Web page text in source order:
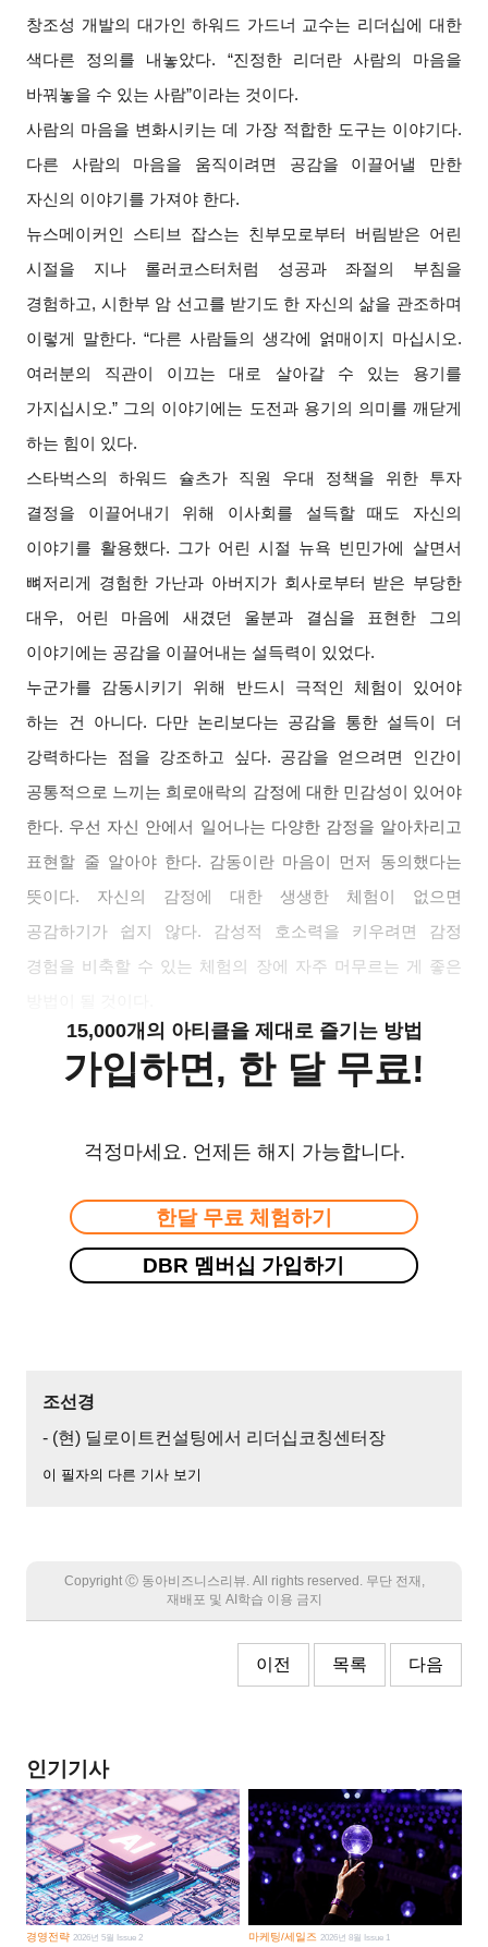
창조성 개발의 대가인 하워드 가드너 교수는 리더십에 대한
색다른 정의를 내놓았다. “진정한 리더란 사람의 마음을
바꿔놓을 수 있는 사람”이라는 것이다.
사람의 마음을 변화시키는 데 가장 적합한 도구는 이야기다.
다른 사람의 마음을 움직이려면 공감을 이끌어낼 만한
자신의 이야기를 가져야 한다.
뉴스메이커인 스티브 잡스는 친부모로부터 버림받은 어린
시절을 지나 롤러코스터처럼 성공과 좌절의 부침을
경험하고, 시한부 암 선고를 받기도 한 자신의 삶을 관조하며
이렇게 말한다. “다른 사람들의 생각에 얽매이지 마십시오.
여러분의 직관이 이끄는 대로 살아갈 수 있는 용기를
가지십시오.” 그의 이야기에는 도전과 용기의 의미를 깨닫게
하는 힘이 있다.
스타벅스의 하워드 슐츠가 직원 우대 정책을 위한 투자
결정을 이끌어내기 위해 이사회를 설득할 때도 자신의
이야기를 활용했다. 그가 어린 시절 뉴욕 빈민가에 살면서
뼈저리게 경험한 가난과 아버지가 회사로부터 받은 부당한
대우, 어린 마음에 새겼던 울분과 결심을 표현한 그의
이야기에는 공감을 이끌어내는 설득력이 있었다.
누군가를 감동시키기 위해 반드시 극적인 체험이 있어야
하는 건 아니다. 다만 논리보다는 공감을 통한 설득이 더
강력하다는 점을 강조하고 싶다. 공감을 얻으려면 인간이
공통적으로 느끼는 희로애락의 감정에 대한 민감성이 있어야
한다. 우선 자신 안에서 일어나는 다양한 감정을 알아차리고
표현할 줄 알아야 한다. 감동이란 마음이 먼저 동의했다는
뜻이다. 자신의 감정에 대한 생생한 체험이 없으면
공감하기가 쉽지 않다. 감성적 호소력을 키우려면 감정
경험을 비축할 수 있는 체험의 장에 자주 머무르는 게 좋은
15,000개의 아티클을 제대로 즐기는 방법
가입하면, 한 달 무료!
걱정마세요. 언제든 해지 가능합니다.
한달 무료 체험하기
DBR 멤버십 가입하기
조선경
- (현) 딜로이트컨설팅에서 리더십코칭센터장
이 필자의 다른 기사 보기
Copyright Ⓒ 동아비즈니스리뷰. All rights reserved. 무단 전재,
재배포 및 AI학습 이용 금지
이전 목록 다음
인기기사
경영전략 2026년 5월 Issue 2 마케팅/세일즈 2026년 8월 Issue 1